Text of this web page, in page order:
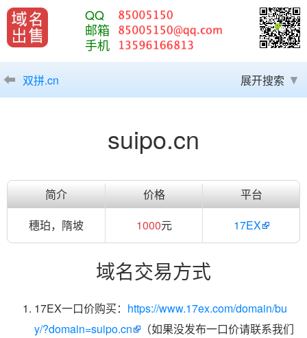
QQ
邮箱
手机
双拼.cn 展开搜索
suipo.cn
简介 价格
平台
穗珀，隋坡
1000元 17EX
域名交易方式
17EX一口价购买： https://www.17ex.com/domain/bu
y/?domain=suipo.cn
（如果没发布一口价请联系我们